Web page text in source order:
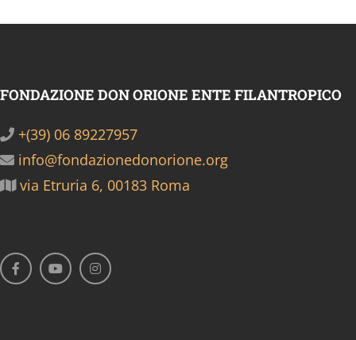
FONDAZIONE DON ORIONE ENTE FILANTROPICO
+(39) 06 89227957
info@fondazionedonorione.org
via Etruria 6, 00183 Roma